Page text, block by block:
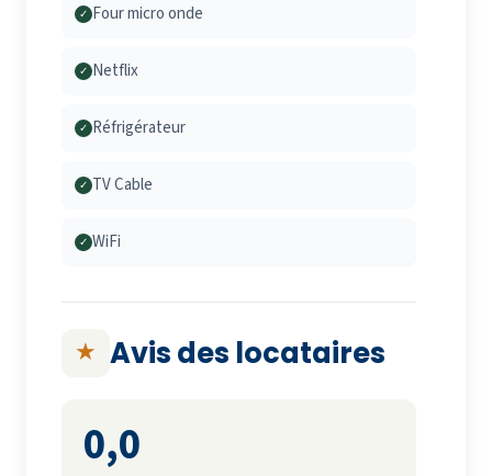
✓ Four micro onde
✓ Netflix
✓ Réfrigérateur
✓ TV Cable
✓ WiFi
★ Avis des locataires
0,0